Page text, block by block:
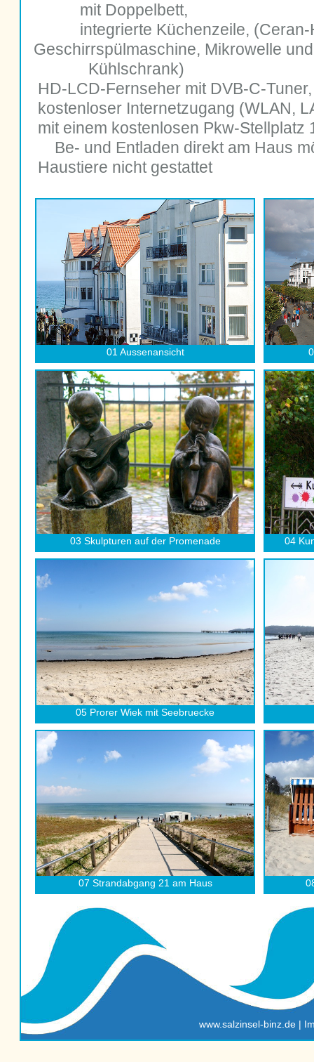
 mit Doppelbett,
 integrierte Küchenzeile, (Ceran-
Geschirrspülmaschine, Mikrowelle und
Kühlschrank)
 HD-LCD-Fernseher mit DVB-C-
 kostenloser Internetzugang (WLAN,
 mit einem kostenlosen Pkw-
Be- und Entladen direkt am Haus
 Haustiere nicht gestattet
01 Aussenansicht
03 Skulpturen auf der Promenade 04
05 Prorer Wiek mit Seebruecke
07 Strandabgang 21 am Haus
www.salzinsel-binz.de |